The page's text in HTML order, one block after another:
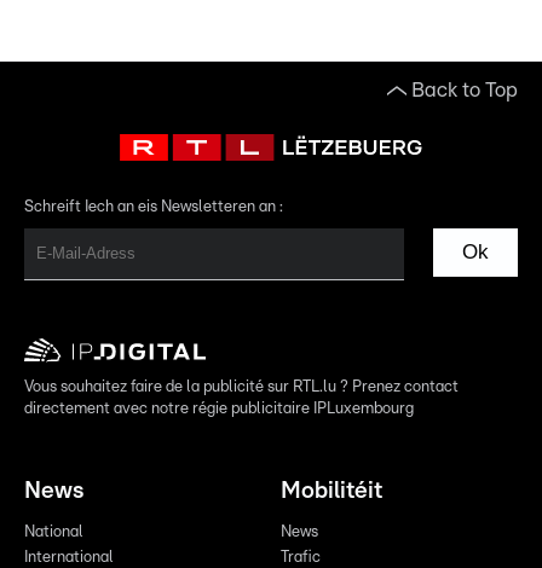
Back to Top
Schreift Iech an eis Newsletteren an :
Ok
Vous souhaitez faire de la publicité sur RTL.lu ? Prenez contact
directement avec notre régie publicitaire IPLuxembourg
News
National
International
Mobilitéit
News
Trafic